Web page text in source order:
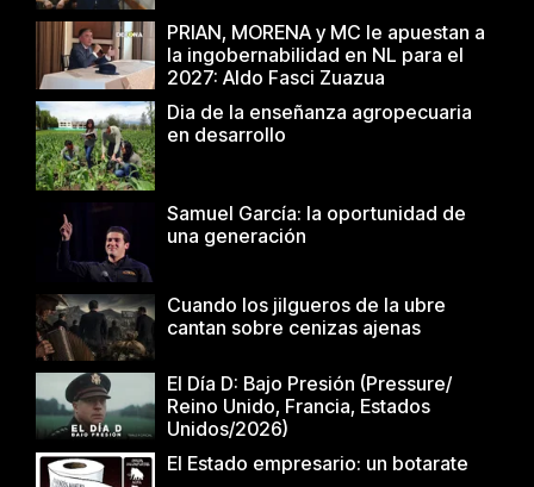
PRIAN, MORENA y MC le apuestan a
la ingobernabilidad en NL para el
2027: Aldo Fasci Zuazua
Dia de la enseñanza agropecuaria
en desarrollo
Samuel García: la oportunidad de
una generación
Cuando los jilgueros de la ubre
cantan sobre cenizas ajenas
El Día D: Bajo Presión (Pressure/
Reino Unido, Francia, Estados
Unidos/2026)
El Estado empresario: un botarate